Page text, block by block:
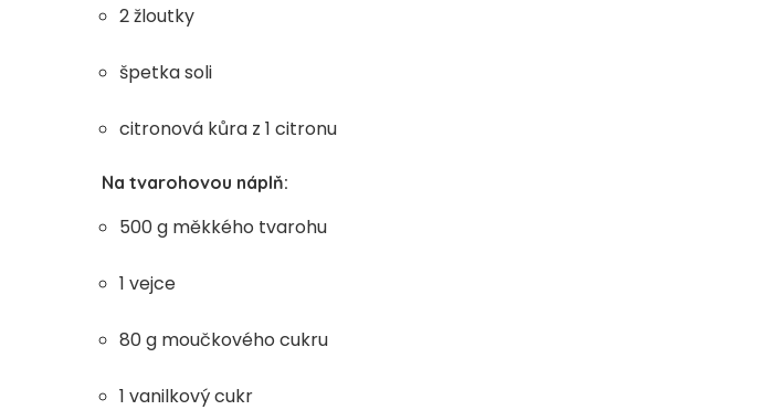
2 žloutky
špetka soli
citronová kůra z 1 citronu
Na tvarohovou náplň:
500 g měkkého tvarohu
1 vejce
80 g moučkového cukru
1 vanilkový cukr